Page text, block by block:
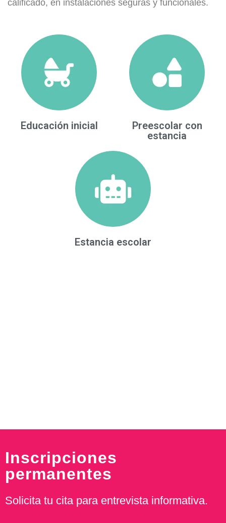
calificado, en instalaciones seguras y funcionales.
Educación inicial
Preescolar con
estancia
Estancia escolar
Inscripciones
permanentes
Solicita tu cita para entrevista informativa.